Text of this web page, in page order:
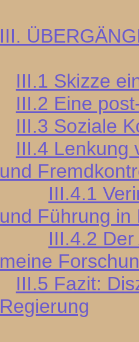
III.
III.1 Skizze
III.2 Eine
III.3 Soziale
III.4 Lenkung
und
III.4.1
und Führung in
III.4.2
meine
III.5 Fazit:
Regierung